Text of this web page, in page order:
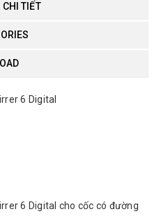
TIẾT
6 Digital
6 Digital cho cốc có đường